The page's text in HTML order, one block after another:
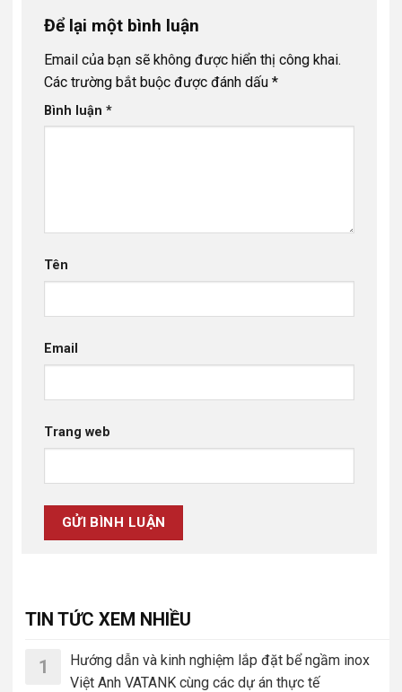
Để lại một bình luận
Email của bạn sẽ không được hiển thị công khai.
Các trường bắt buộc được đánh dấu *
Bình luận *
Tên
Email
Trang web
TIN TỨC XEM NHIỀU
1
Hướng dẫn và kinh nghiệm lắp đặt bể ngầm inox
Việt Anh VATANK cùng các dự án thực tế